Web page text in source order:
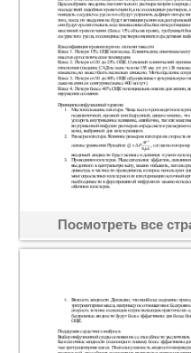
Посмотреть все